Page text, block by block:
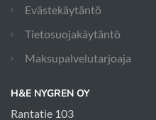
Evästekäytäntö
Tietosuojakäytäntö
Maksupalvelutarjoaja
H&E NYGREN OY
Rantatie 103